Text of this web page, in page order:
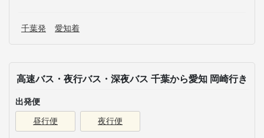
千葉発 愛知着
高速バス・夜行バス・深夜バス 千葉から愛知 岡崎行き
出発便
昼行便 夜行便